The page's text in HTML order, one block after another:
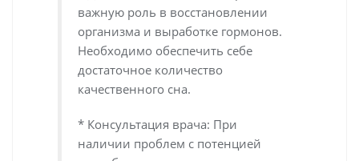
важную роль в восстановлении
организма и выработке гормонов.
Необходимо обеспечить себе
достаточное количество
качественного сна.
* Консультация врача: При
наличии проблем с потенцией